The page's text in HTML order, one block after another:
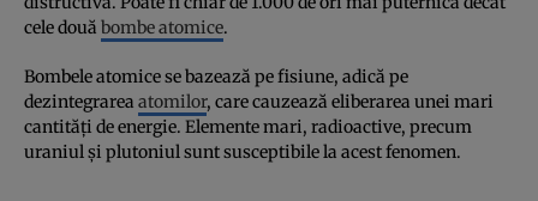
cele două bombe atomice.
Bombele atomice se bazează pe fisiune, adică pe
dezintegrarea atomilor, care cauzează eliberarea unei mari
cantităţi de energie. Elemente mari, radioactive, precum
uraniul şi plutoniul sunt susceptibile la acest fenomen.